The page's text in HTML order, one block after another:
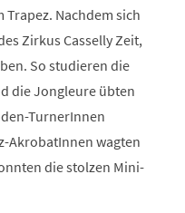
Nachdem sich
Zirkus Casselly Zeit,
So studieren die
die Jongleure übten
TurnerInnen
AkrobatInnen wagten
die stolzen Mini-